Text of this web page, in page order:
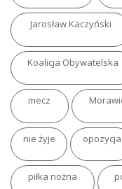
Jarosław Kaczyński
Koalicja Obywatelska
mecz
nie żyje opozycja
piłka nożna